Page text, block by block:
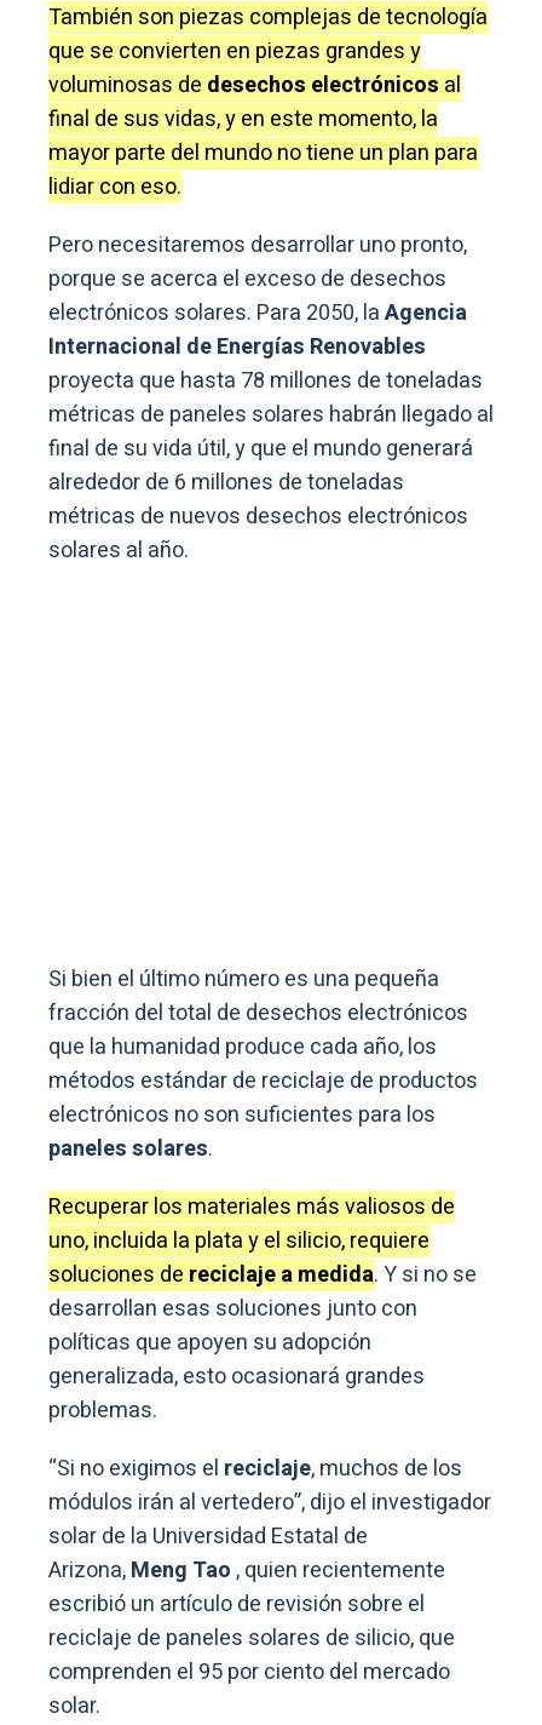
También son piezas complejas de tecnología
que se convierten en piezas grandes y
voluminosas de desechos electrónicos al
final de sus vidas, y en este momento, la
mayor parte del mundo no tiene un plan para
lidiar con eso.
Pero necesitaremos desarrollar uno pronto,
porque se acerca el exceso de desechos
electrónicos solares. Para 2050, laAgencia
Internacional de Energías Renovables
proyecta que hasta 78 millones de toneladas
métricas de paneles solares habrán llegado al
final de su vida útil, y que el mundo generará
alrededor de 6 millones de toneladas
métricas de nuevos desechos electrónicos
solares al año.
Si bien el último número es una pequeña
fracción del total de desechos electrónicos
que la humanidad produce cada año, los
métodos estándar de reciclaje de productos
electrónicos no son suficientes para los
paneles solares.
Recuperar los materiales más valiosos de
uno, incluida la plata y el silicio, requiere
soluciones de reciclaje a medida. Y si no se
desarrollan esas soluciones junto con
políticas que apoyen su adopción
generalizada, esto ocasionará grandes
problemas.
“Si no exigimos el reciclaje, muchos de los
módulos irán al vertedero”, dijo el investigador
solar de la Universidad Estatal de
Arizona,Meng Tao, quien recientemente
escribió un artículo de revisión sobre el
reciclaje de paneles solares de silicio, que
comprenden el 95 por ciento del mercado
solar.